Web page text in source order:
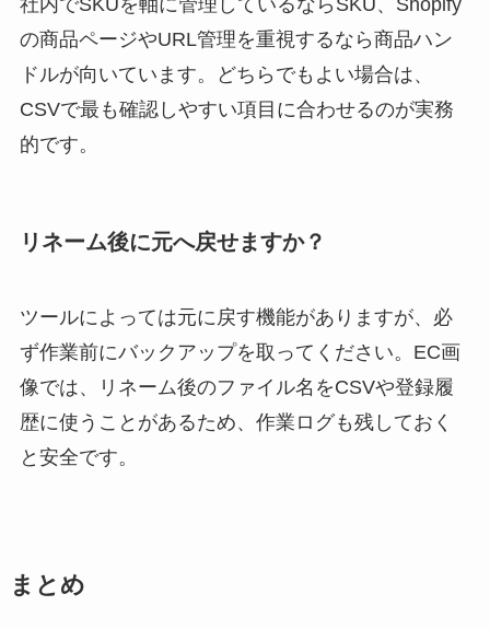
社内でSKUを軸に管理しているならSKU、Shopify
の商品ページやURL管理を重視するなら商品ハン
ドルが向いています。どちらでもよい場合は、
CSVで最も確認しやすい項目に合わせるのが実務
的です。
リネーム後に元へ戻せますか？
ツールによっては元に戻す機能がありますが、必
ず作業前にバックアップを取ってください。EC画
像では、リネーム後のファイル名をCSVや登録履
歴に使うことがあるため、作業ログも残しておく
と安全です。
まとめ